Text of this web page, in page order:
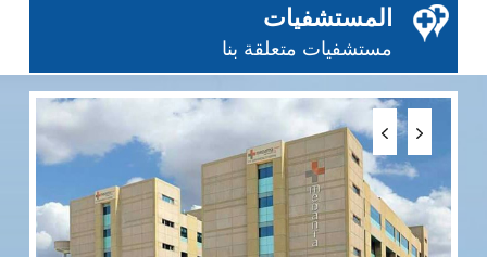
المستشفيات
مستشفيات متعلقة بنا
1 0 0
مستشفى فورتيس
سكين جاما زراعة الكبد سرطان الدم